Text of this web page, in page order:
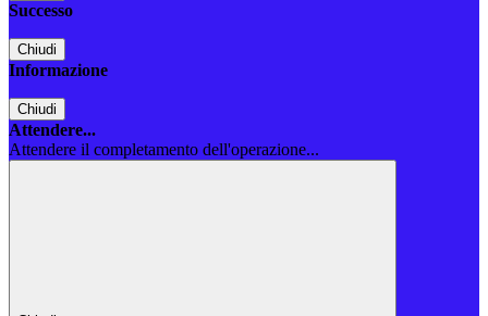
Successo
Chiudi
Informazione
Chiudi
Attendere...
Attendere il completamento dell'operazione...